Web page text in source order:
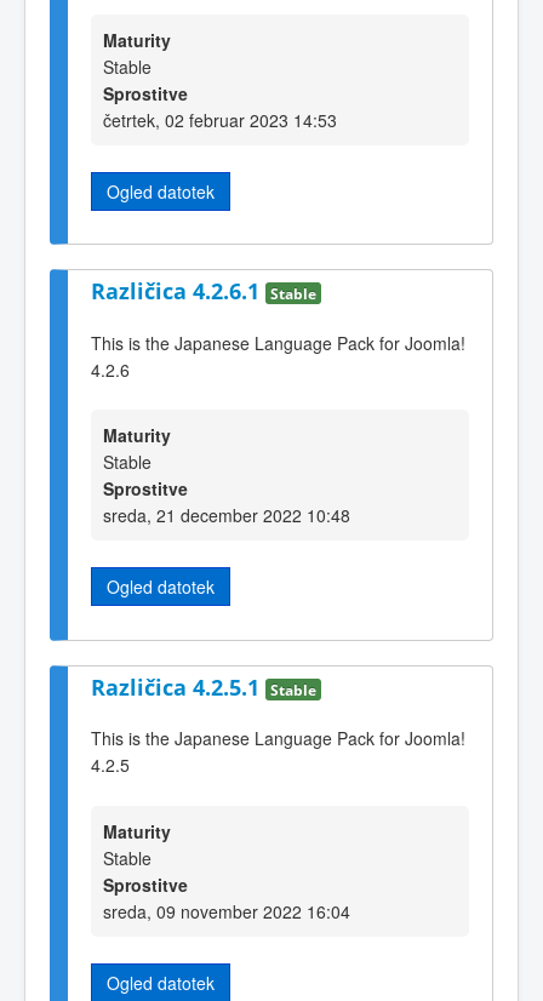
Maturity
Stable
Sprostitve
četrtek, 02 februar 2023 14:53
Ogled datotek
Različica 4.2.6.1 Stable
This is the Japanese Language Pack for Joomla!
4.2.6
Maturity
Stable
Sprostitve
sreda, 21 december 2022 10:48
Ogled datotek
Različica 4.2.5.1 Stable
This is the Japanese Language Pack for Joomla!
4.2.5
Maturity
Stable
Sprostitve
sreda, 09 november 2022 16:04
Ogled datotek